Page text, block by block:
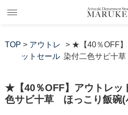
TOP > アウトレ
ットセール
> ★【40％OFF
染付二色サビ十
★【40％OFF】アウトレ
色サビ十草 ほっこり飯碗(